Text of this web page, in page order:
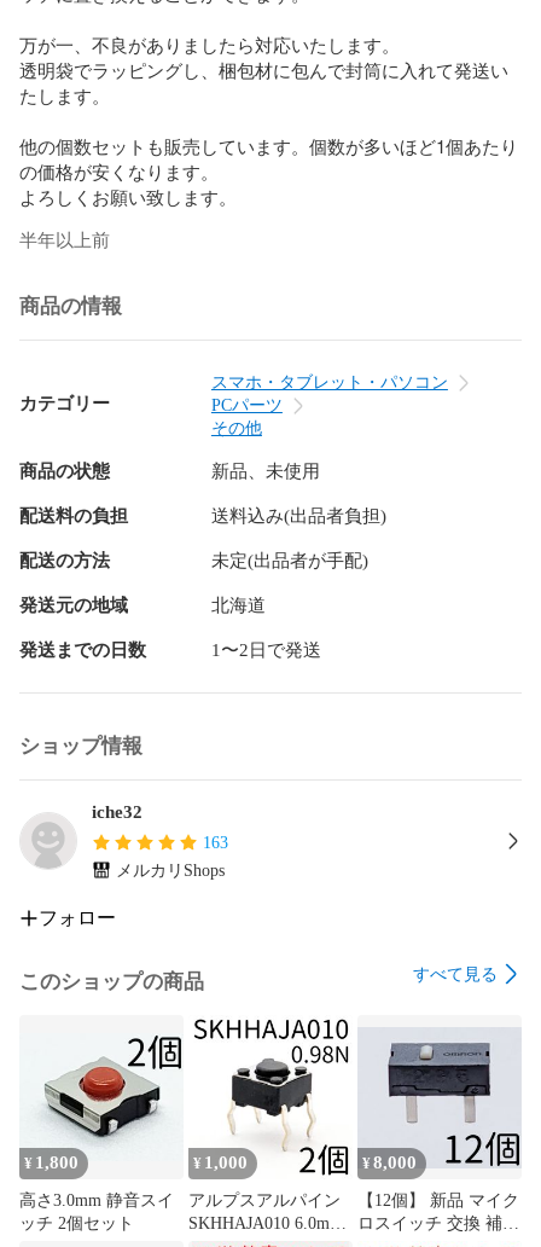
万が一、不良がありましたら対応いたします。
透明袋でラッピングし、梱包材に包んで封筒に入れて発送い
たします。
他の個数セットも販売しています。個数が多いほど1個あたり
の価格が安くなります。
よろしくお願い致します。
半年以上前
商品の情報
カテゴリー
スマホ・タブレット・パソコン
PCパーツ
その他
商品の状態 新品、未使用
配送料の負担 送料込み(出品者負担)
配送の方法 未定(出品者が手配)
発送元の地域 北海道
発送までの日数 1〜2日で発送
ショップ情報
iche32
163
メルカリShops
フォロー
このショップの商品 すべて見る
¥ 1,800
高さ3.0mm 静音スイ
ッチ 2個セット
¥ 1,000
アルプスアルパイン
SKHHAJA010 6.0mm
¥8,000
【12個】 新品 マイク
ロスイッチ 交換 補修